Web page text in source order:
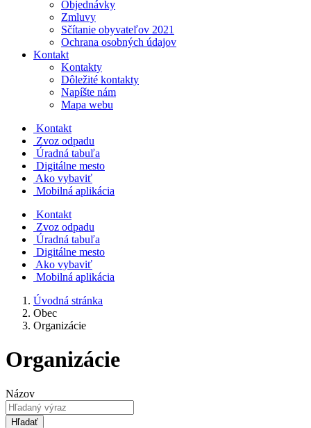
Objednávky
Zmluvy
Sčítanie obyvateľov 2021
Ochrana osobných údajov
Kontakt
Kontakty
Dôležité kontakty
Napíšte nám
Mapa webu
Kontakt
Zvoz odpadu
Úradná tabuľa
Digitálne mesto
Ako vybaviť
Mobilná aplikácia
Kontakt
Zvoz odpadu
Úradná tabuľa
Digitálne mesto
Ako vybaviť
Mobilná aplikácia
Úvodná stránka
Obec
Organizácie
Organizácie
Názov
Hľadať